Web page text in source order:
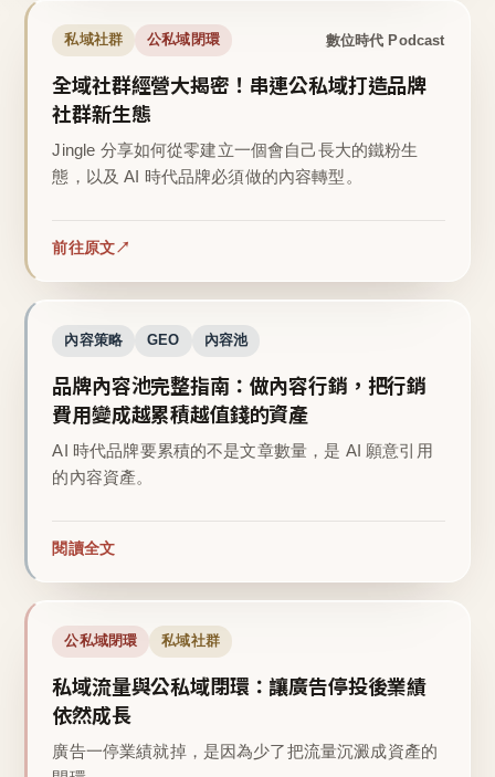
私域社群 公私域閉環 數位時代 Podcast
全域社群經營大揭密！串連公私域打造品牌
社群新生態
Jingle 分享如何從零建立一個會自己長大的鐵粉生
態，以及 AI 時代品牌必須做的內容轉型。
前往原文
內容策略 GEO 內容池
品牌內容池完整指南：做內容行銷，把行銷
費用變成越累積越值錢的資產
AI 時代品牌要累積的不是文章數量，是 AI 願意引用
的內容資產。
閱讀全文
公私域閉環 私域社群
私域流量與公私域閉環：讓廣告停投後業績
依然成長
廣告一停業績就掉，是因為少了把流量沉澱成資產的